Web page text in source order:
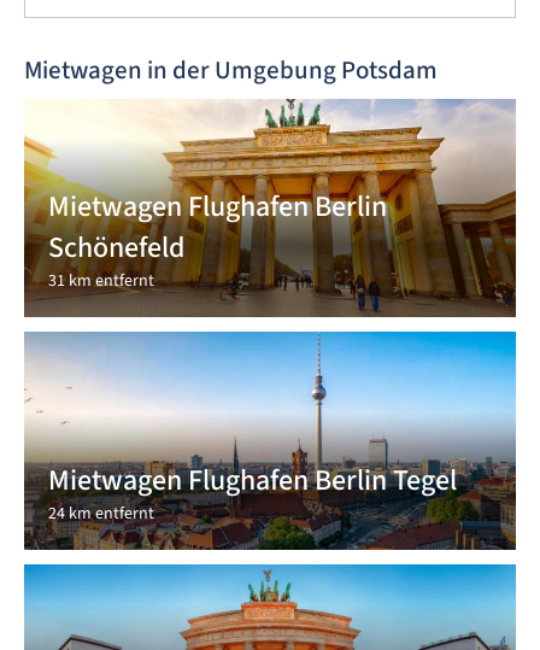
Mietwagen in der Umgebung Potsdam
Mietwagen Flughafen Berlin
Schönefeld
31 km entfernt
Mietwagen Flughafen Berlin Tegel
24 km entfernt